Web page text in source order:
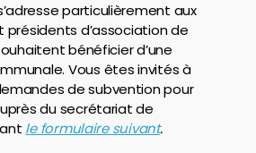
particulièrement aux
d’association de
bénéficier d’une
Vous êtes invités à
de subvention pour
du secrétariat de
le formulaire suivant.